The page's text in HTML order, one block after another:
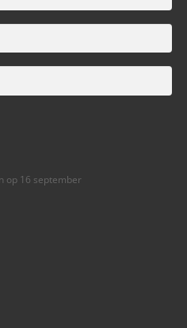
op 16 september